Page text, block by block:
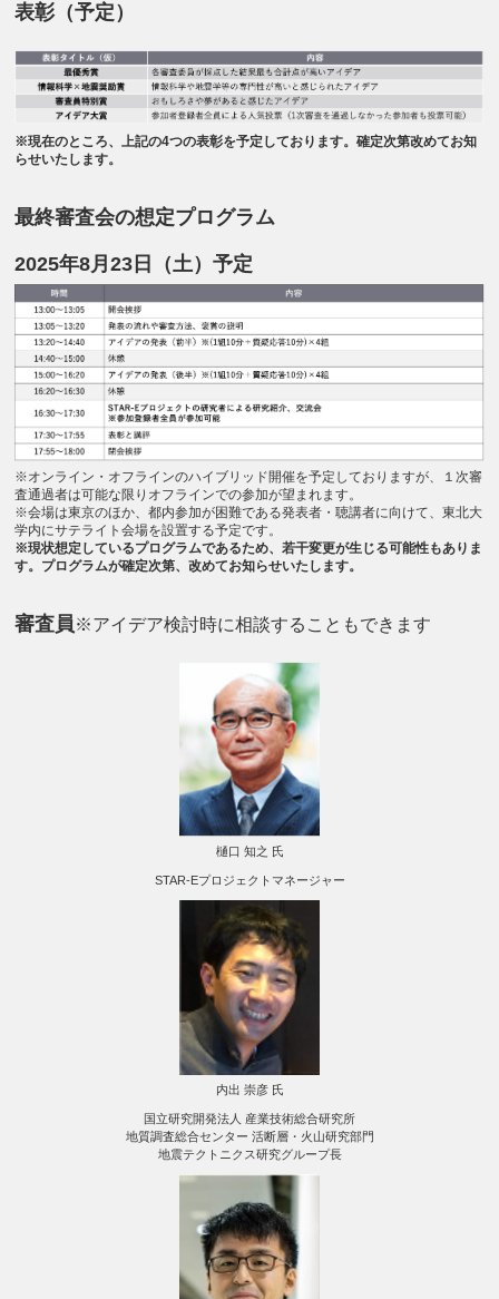
表彰（予定）
※現在のところ、上記の4つの表彰を予定しております。確定次第改めてお知
らせいたします。
最終審査会の想定プログラム
2025年8月23日（土）予定
※オンライン・オフラインのハイブリッド開催を予定しておりますが、１次審
査通過者は可能な限りオフラインでの参加が望まれます。
※会場は東京のほか、都内参加が困難である発表者・聴講者に向けて、東北大
学内にサテライト会場を設置する予定です。
※現状想定しているプログラムであるため、若干変更が生じる可能性もありま
す。プログラムが確定次第、改めてお知らせいたします。
審査員※アイデア検討時に相談することもできます
樋口 知之 氏
STAR-Eプロジェクトマネージャー
内出 崇彦 氏
国立研究開発法人 産業技術総合研究所
地質調査総合センター 活断層・火山研究部門
地震テクトニクス研究グループ長